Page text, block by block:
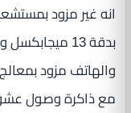
انه غير مزود